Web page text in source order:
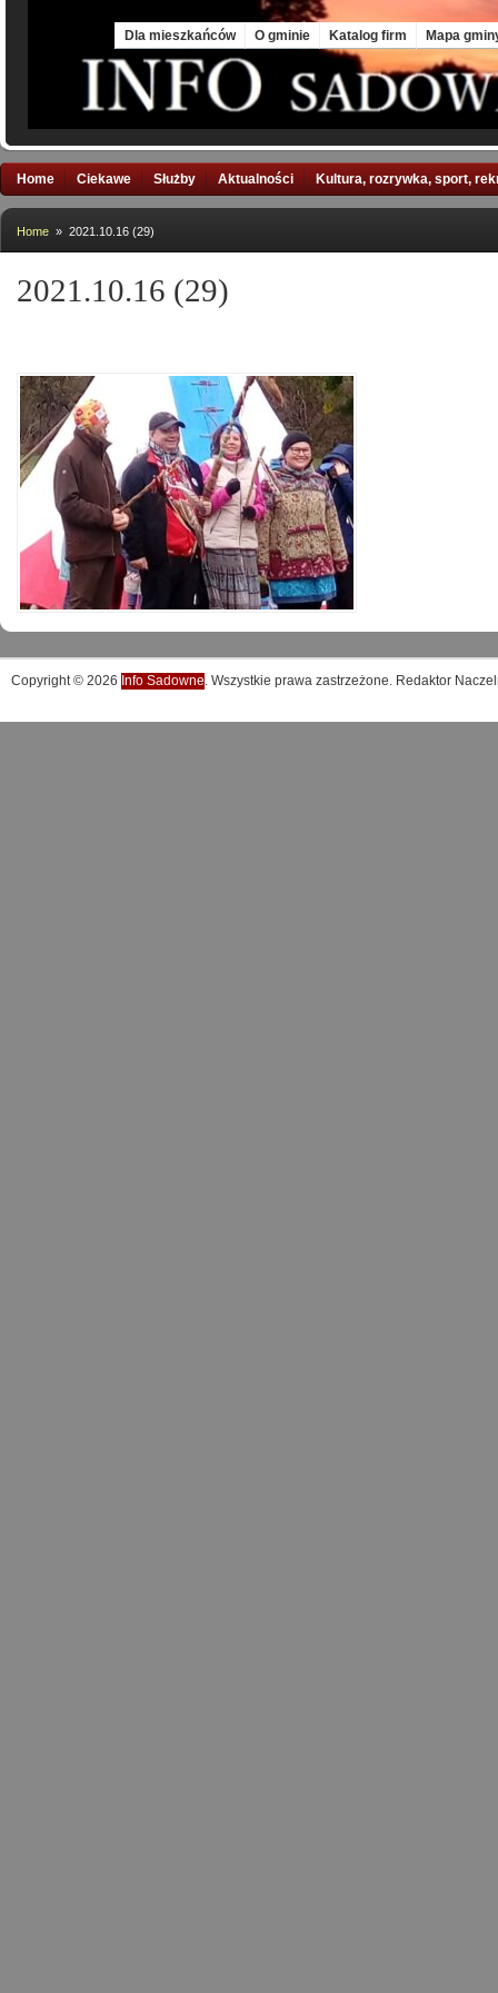
Dla mieszkańców O gminie Katalog firm Mapa
Home Ciekawe Służby Aktualności Kultura, rozrywka, sport,
Home » 2021.10.16 (29)
2021.10.16 (29)
Copyright © 2026 Info Sadowne. Wszystkie prawa zastrzeżone. Redaktor